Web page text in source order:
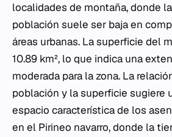
localidades de montaña, donde
población suele ser baja en
áreas urbanas. La superficie del
10.89 km², lo que indica una
moderada para la zona. La
población y la superficie sugiere
espacio característica de los
en el Pirineo navarro, donde la